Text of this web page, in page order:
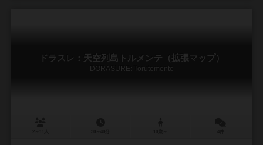
ドラスレ：天空列島トルメンテ（拡張マップ）
DORASURE: Torutemente